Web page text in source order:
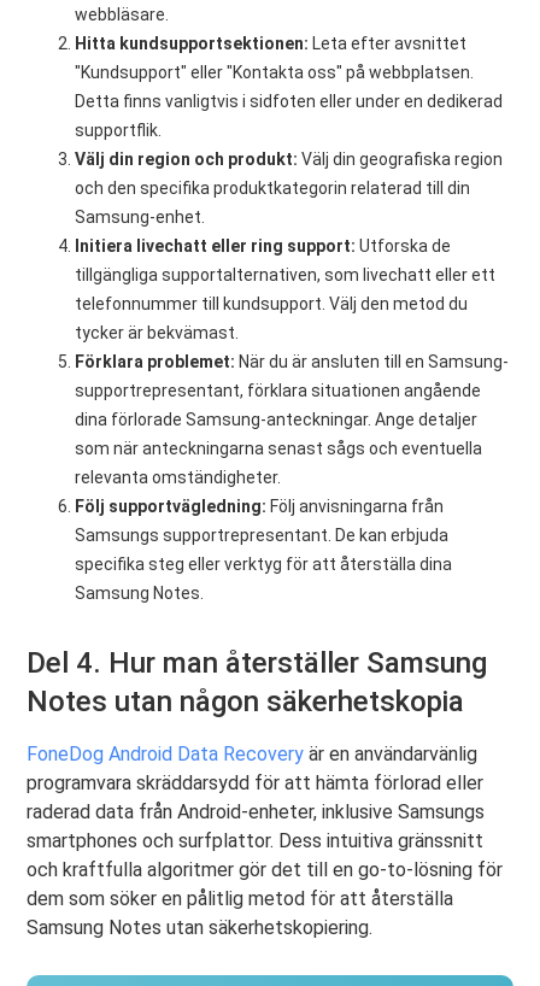
webbläsare.
Hitta kundsupportsektionen: Leta efter avsnittet
"Kundsupport" eller "Kontakta oss" på webbplatsen.
Detta finns vanligtvis i sidfoten eller under en dedikerad
supportflik.
Välj din region och produkt: Välj din geografiska region
och den specifika produktkategorin relaterad till din
Samsung-enhet.
Initiera livechatt eller ring support: Utforska de
tillgängliga supportalternativen, som livechatt eller ett
telefonnummer till kundsupport. Välj den metod du
tycker är bekvämast.
Förklara problemet: När du är ansluten till en Samsung-
supportrepresentant, förklara situationen angående
dina förlorade Samsung-anteckningar. Ange detaljer
som när anteckningarna senast sågs och eventuella
relevanta omständigheter.
Följ supportvägledning: Följ anvisningarna från
Samsungs supportrepresentant. De kan erbjuda
specifika steg eller verktyg för att återställa dina
Samsung Notes.
Del 4. Hur man återställer Samsung
Notes utan någon säkerhetskopia
FoneDog Android Data Recovery är en användarvänlig
programvara skräddarsydd för att hämta förlorad eller
raderad data från Android-enheter, inklusive Samsungs
smartphones och surfplattor. Dess intuitiva gränssnitt
och kraftfulla algoritmer gör det till en go-to-lösning för
dem som söker en pålitlig metod för att återställa
Samsung Notes utan säkerhetskopiering.